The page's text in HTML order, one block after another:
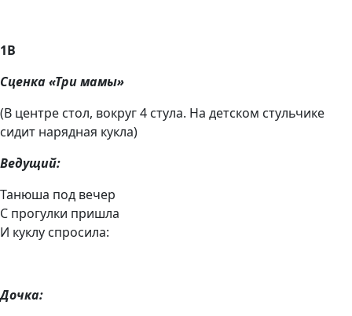
1В
Сценка «Три мамы»
(В центре стол, вокруг 4 стула. На детском стульчике
сидит нарядная кукла)
Ведущий:
Танюша под вечер
С прогулки пришла
И куклу спросила:
Дочка: